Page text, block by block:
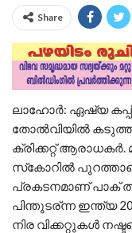
Share
ലാഹോര്‍: ഏഷ്യ
തോൽ‌വിയിൽ കടുത്ത
ക്രിക്കറ്റ് ആരാധകര്‍.
സ്‌കോറില്‍
പ്രകടനമാണ് പാക്
പിന്തുടര്ന്ന ഇന്ത്യ
നിര വിക്കറ്റുകള്‍